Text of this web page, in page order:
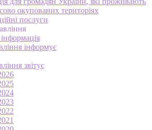
окупованих територіях
послуги
інформує
звітує